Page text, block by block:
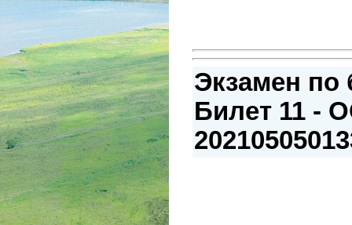
Экзамен по
Билет 11 -